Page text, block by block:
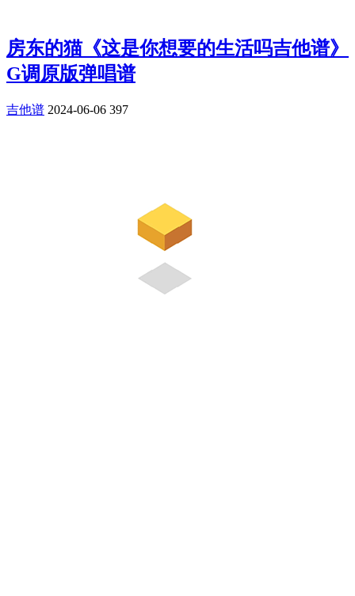
房东的猫《这是你想要的生活吗吉他谱》
G调原版弹唱谱
吉他谱 2024-06-06 397